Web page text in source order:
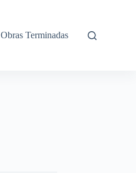
Obras Terminadas